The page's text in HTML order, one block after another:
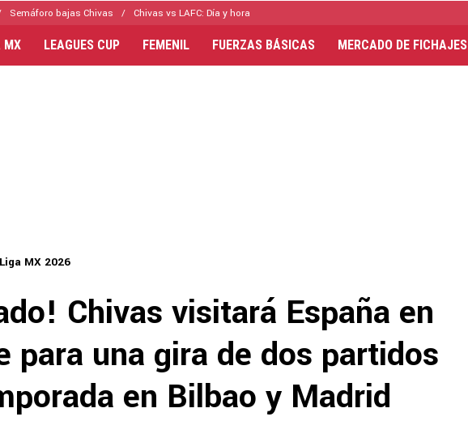
Semáforo bajas Chivas Chivas vs LAFC: Día y hora
MX LEAGUES CUP FEMENIL FUERZAS BÁSICAS MERCADO DE FICHAJES
Liga MX 2026
Chivas visitará España en
para una gira de dos partidos
en Bilbao y Madrid